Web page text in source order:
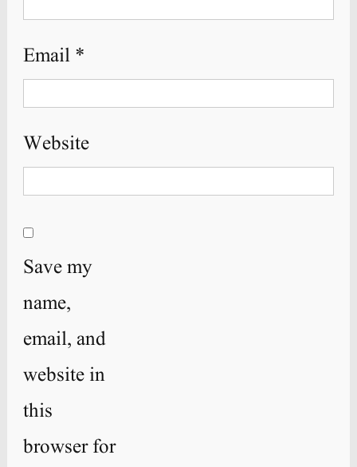
Email *
Website
Save my
name,
email, and
website in
this
browser for